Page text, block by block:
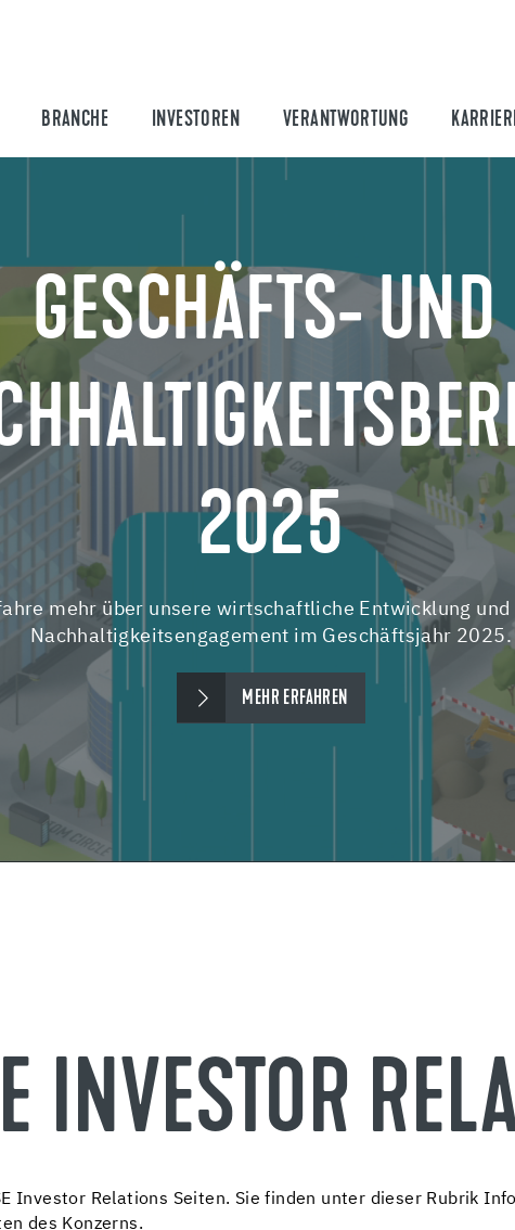
BRANCHE INVESTOREN VERANTWORTUNG
GESCHÄFTS- UND
2025
mehr über unsere wirtschaftliche Entwicklung und
Nachhaltigkeitsengagement im Geschäftsjahr 2025.
MEHR ERFAHREN
INVESTOR
Investor Relations Seiten. Sie finden unter dieser Rubrik
des Konzerns.